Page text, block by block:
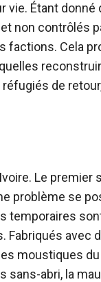
Étant
non contrôlés
factions. Cela
de
Le
problème se
temporaires
avec
moustiques
abri, la